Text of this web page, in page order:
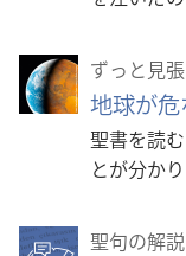
ずっと見
地球が危
聖書を読
とが分かり
聖句の解説